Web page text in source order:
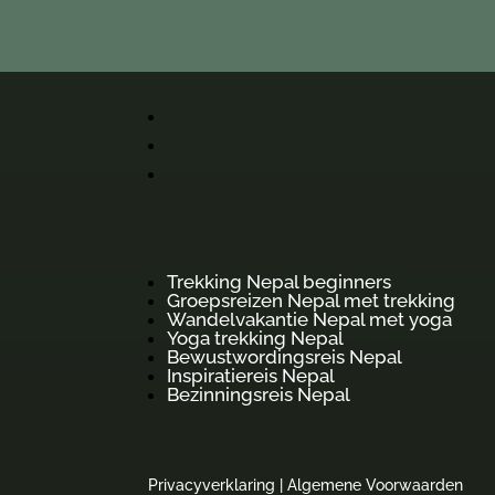
Trekking Nepal beginners
Groepsreizen Nepal met trekking
Wandelvakantie Nepal met yoga
Yoga trekking Nepal
Bewustwordingsreis Nepal
Inspiratiereis Nepal
Bezinningsreis Nepal
Privacyverklaring |Algemene Voorwaarden